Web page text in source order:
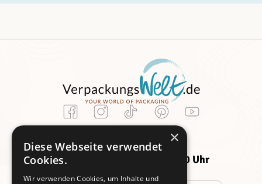
Kundenservice
Montag -
Donnerstag:
09:00 - 16:00 Uhr
Freitag:
09:00 - 14:00 Uhr
×
Diese Webseite verwendet
Cookies.
Wir verwenden Cookies, um Inhalte und